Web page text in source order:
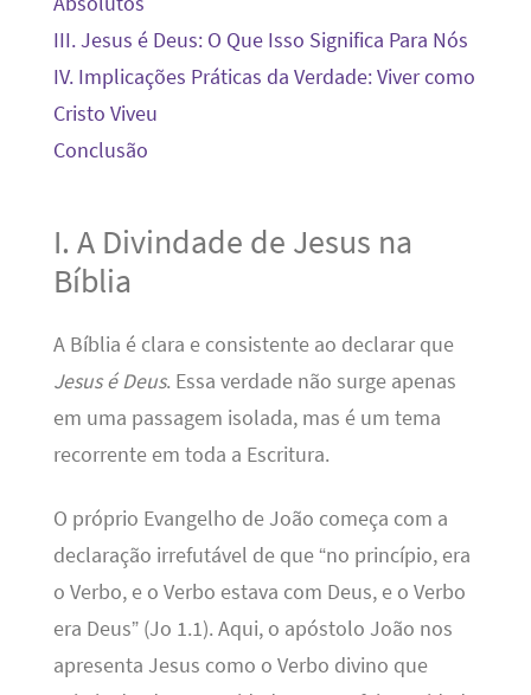
III. Jesus é Deus: O Que Isso Significa Para Nós
IV. Implicações Práticas da Verdade: Viver como
Cristo Viveu
Conclusão
I. A Divindade de Jesus na
Bíblia
A Bíblia é clara e consistente ao declarar que
Jesus é Deus. Essa verdade não surge apenas
em uma passagem isolada, mas é um tema
recorrente em toda a Escritura.
O próprio Evangelho de João começa com a
declaração irrefutável de que “no princípio, era
o Verbo, e o Verbo estava com Deus, e o Verbo
era Deus” (Jo 1.1). Aqui, o apóstolo João nos
apresenta Jesus como o Verbo divino que